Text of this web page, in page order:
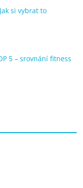
si vybrat to
5 – srovnání fitness